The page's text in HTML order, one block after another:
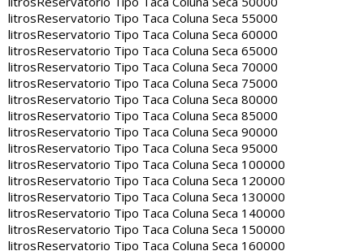
litrosReservatorio Tipo Taca Coluna Seca 55000
litrosReservatorio Tipo Taca Coluna Seca 60000
litrosReservatorio Tipo Taca Coluna Seca 65000
litrosReservatorio Tipo Taca Coluna Seca 70000
litrosReservatorio Tipo Taca Coluna Seca 75000
litrosReservatorio Tipo Taca Coluna Seca 80000
litrosReservatorio Tipo Taca Coluna Seca 85000
litrosReservatorio Tipo Taca Coluna Seca 90000
litrosReservatorio Tipo Taca Coluna Seca 95000
litrosReservatorio Tipo Taca Coluna Seca 100000
litrosReservatorio Tipo Taca Coluna Seca 120000
litrosReservatorio Tipo Taca Coluna Seca 130000
litrosReservatorio Tipo Taca Coluna Seca 140000
litrosReservatorio Tipo Taca Coluna Seca 150000
litrosReservatorio Tipo Taca Coluna Seca 160000